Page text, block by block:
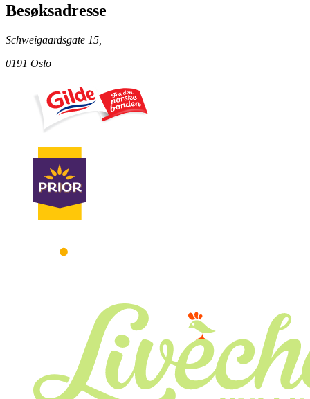
Besøksadresse
Schweigaardsgate 15,
0191 Oslo